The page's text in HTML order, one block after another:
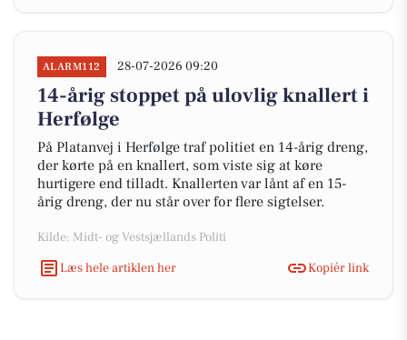
ALARM112 28-07-2026 09:20
14-årig stoppet på ulovlig knallert i
Herfølge
På Platanvej i Herfølge traf politiet en 14-årig dreng,
der kørte på en knallert, som viste sig at køre
hurtigere end tilladt. Knallerten var lånt af en 15-
årig dreng, der nu står over for flere sigtelser.
Kilde: Midt- og Vestsjællands Politi
Læs hele artiklen her
Kopiér link